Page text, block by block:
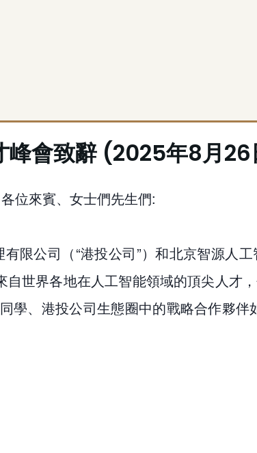
峰會致辭 (2025年8月
位來賓、女士們先生們:
限公司（“港投公司”）和北京智源人
自世界各地在人工智能領域的頂尖人才
學、港投公司生態圈中的戰略合作夥